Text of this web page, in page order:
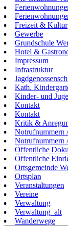
Freizeit & Kultur
Gewerbe
Grundschule
Hotel &
Impressum
Infrastruktur
Kath.
Kinder- und
Kontakt
Kontakt
Kritik &
Notrufnummern
Notrufnummern
Öffentliche
Öffentliche
Ortsgemeinde
Ortsplan
Veranstaltungen
Vereine
Verwaltung
Verwaltung_alt
Wanderwege